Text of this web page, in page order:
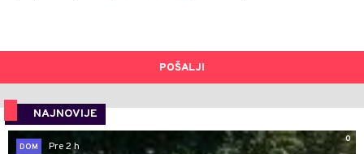
POŠALJI
NAJNOVIJE
0
DOM
Pre 2 h